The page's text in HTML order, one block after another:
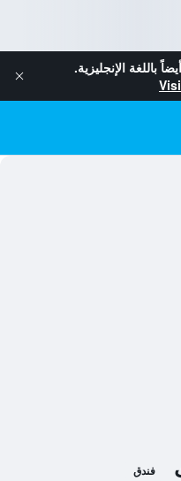
باللغة الإنجليزية.
فندق